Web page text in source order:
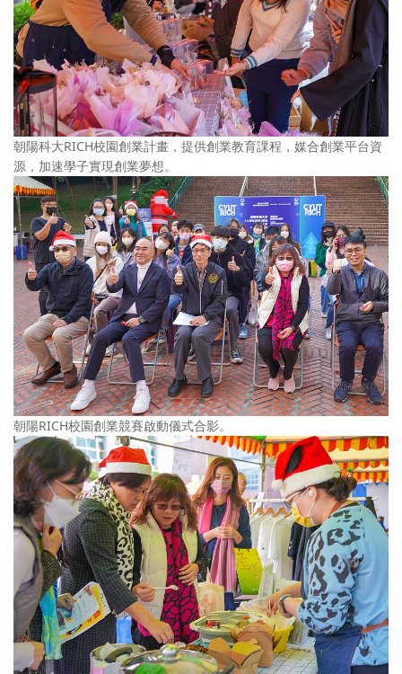
朝陽科大RICH校園創業計畫，提供創業教育課程，媒合創業平台資
源，加速學子實現創業夢想。
朝陽RICH校園創業競賽啟動儀式合影。